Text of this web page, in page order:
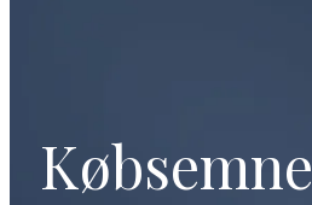
Købsemne